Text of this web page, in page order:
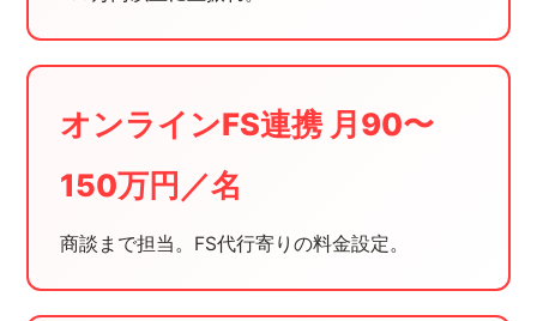
オンラインFS連携 月90〜
150万円／名
商談まで担当。FS代行寄りの料金設定。